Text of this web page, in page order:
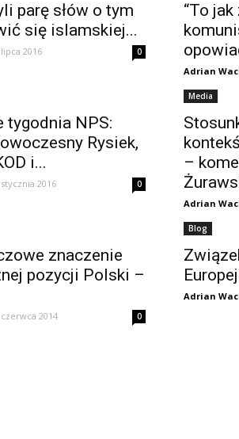
parę słów o tym
się islamskiej...
2016 0
“To
Adrian
tygodnia NPS:
Rysiek,
i...
2016 0
Media
–
Adrian
znaczenie
pozycji Polski –
czerwca 2014 0
Blog
Adrian